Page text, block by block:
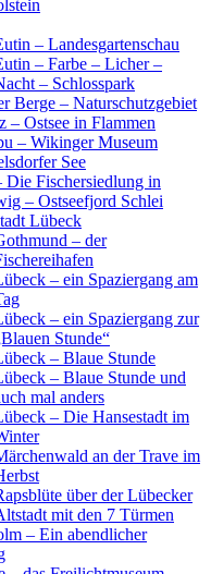
– Landesgartenschau
– Farbe – Licher –
– Schlosspark
Berge – Naturschutzgebiet
– Ostsee in Flammen
– Wikinger Museum
See
Die Fischersiedlung in
– Ostseefjord Schlei
Lübeck
– der
– ein Spaziergang am
– ein Spaziergang zur
Stunde“
– Blaue Stunde
– Blaue Stunde und
mal anders
– Die Hansestadt im
an der Trave im
über der Lübecker
mit den 7 Türmen
– Ein abendlicher